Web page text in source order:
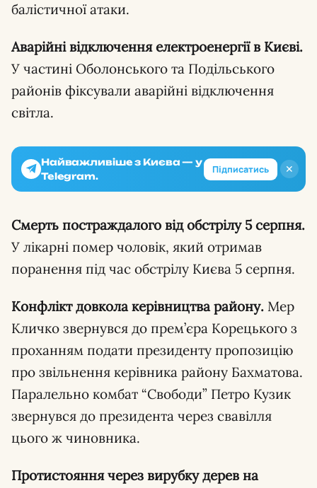
балістичної атаки.
Аварійні відключення електроенергії в Києві.
У частині Оболонського та Подільського
районів фіксували аварійні відключення
світла.
✕
Найважливіше з Києва — у
Telegram.
Підписатись
Смерть постраждалого від обстрілу 5 серпня.
У лікарні помер чоловік, який отримав
поранення під час обстрілу Києва 5 серпня.
Конфлікт довкола керівництва району. Мер
Кличко звернувся до прем’єра Корецького з
проханням подати президенту пропозицію
про звільнення керівника району Бахматова.
Паралельно комбат “Свободи” Петро Кузик
звернувся до президента через свавілля
цього ж чиновника.
Протистояння через вирубку дерев на